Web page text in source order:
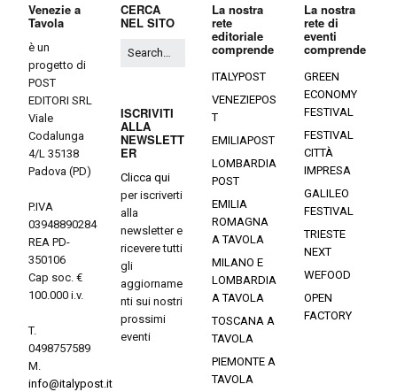
Venezie a
Tavola
è un
progetto di
POST
EDITORI SRL
Viale
Codalunga
4/L 35138
Padova (PD)
P.IVA
03948890284
REA PD-
350106
Cap soc. €
100.000 i.v.
T.
0498757589
M.
info@italypost.it
CERCA
NEL SITO
ISCRIVITI
ALLA
NEWSLETT
ER
Clicca qui
per iscriverti
alla
newsletter e
ricevere tutti
gli
aggiorname
nti sui nostri
prossimi
eventi
La nostra
rete
editoriale
comprende
ITALYPOST
VENEZIEPOS
T
EMILIAPOST
LOMBARDIA
POST
EMILIA
ROMAGNA
A TAVOLA
MILANO E
LOMBARDIA
A TAVOLA
TOSCANA A
TAVOLA
PIEMONTE A
TAVOLA
La nostra
rete di
eventi
comprende
GREEN
ECONOMY
FESTIVAL
FESTIVAL
CITTÀ
IMPRESA
GALILEO
FESTIVAL
TRIESTE
NEXT
WEFOOD
OPEN
FACTORY